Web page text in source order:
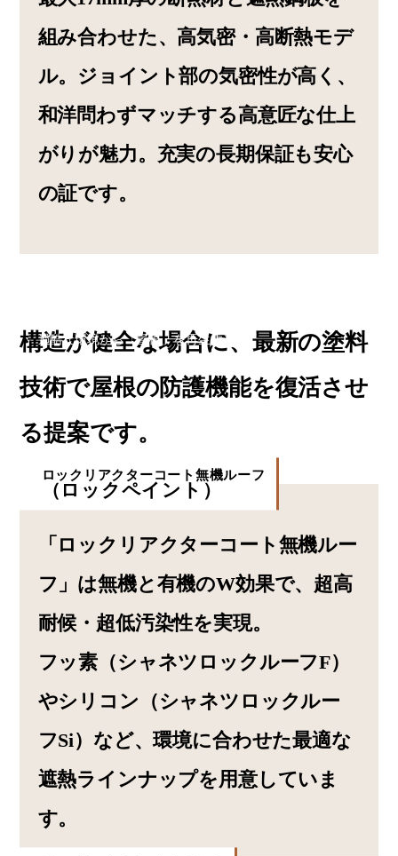
組み合わせた、高気密・高断熱モデ
ル。ジョイント部の気密性が高く、
和洋問わずマッチする高意匠な仕上
がりが魅力。充実の長期保証も安心
の証です。
過酷な環境から「屋根」を再生する
構造が健全な場合に、最新の塗料
技術で屋根の防護機能を復活させ
る提案です。
ロックリアクターコート無機ルーフ
（ロックペイント）
「ロックリアクターコート無機ルー
フ」は無機と有機のW効果で、超高
耐候・超低汚染性を実現。
フッ素（シャネツロックルーフF）
やシリコン（シャネツロックルー
フSi）など、環境に合わせた最適な
遮熱ラインナップを用意していま
す。